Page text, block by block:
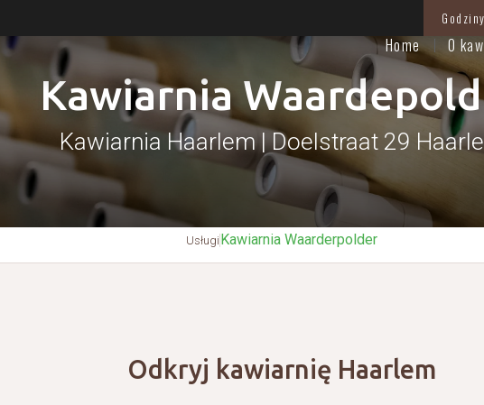
Home O
Kawiarnia
Kawiarnia Haarlem | Doelstraat 29
Usługi Kawiarnia Waarderpolder
Odkryj kawiarnię Haarlem